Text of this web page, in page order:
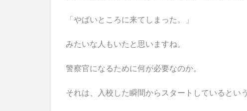
「やばいところに来てしまった。」
みたいな人もいたと思いますね。
警察官になるために何が必要なのか。
それは、入校した瞬間からスタートしているとい